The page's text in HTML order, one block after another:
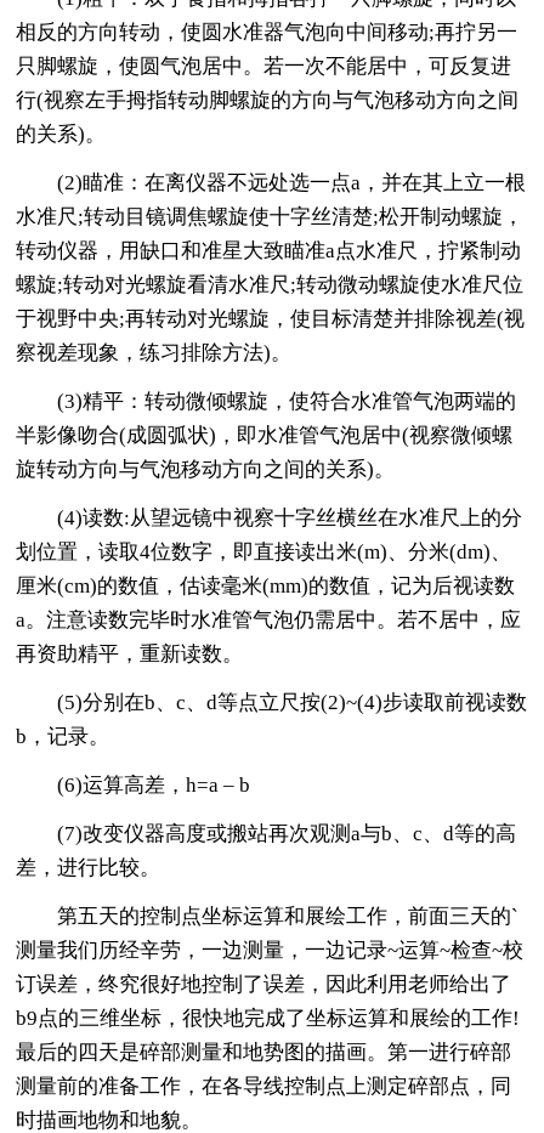
相反的方向转动，使圆水准器气泡向中间移动;再拧另一
只脚螺旋，使圆气泡居中。若一次不能居中，可反复进
行(视察左手拇指转动脚螺旋的方向与气泡移动方向之间
的关系)。
(2)瞄准：在离仪器不远处选一点a，并在其上立一根
水准尺;转动目镜调焦螺旋使十字丝清楚;松开制动螺旋，
转动仪器，用缺口和准星大致瞄准a点水准尺，拧紧制动
螺旋;转动对光螺旋看清水准尺;转动微动螺旋使水准尺位
于视野中央;再转动对光螺旋，使目标清楚并排除视差(视
察视差现象，练习排除方法)。
(3)精平：转动微倾螺旋，使符合水准管气泡两端的
半影像吻合(成圆弧状)，即水准管气泡居中(视察微倾螺
旋转动方向与气泡移动方向之间的关系)。
(4)读数:从望远镜中视察十字丝横丝在水准尺上的分
划位置，读取4位数字，即直接读出米(m)、分米(dm)、
厘米(cm)的数值，估读毫米(mm)的数值，记为后视读数
a。注意读数完毕时水准管气泡仍需居中。若不居中，应
再资助精平，重新读数。
(5)分别在b、c、d等点立尺按(2)~(4)步读取前视读数
b，记录。
(6)运算高差，h=a – b
(7)改变仪器高度或搬站再次观测a与b、c、d等的高
差，进行比较。
第五天的控制点坐标运算和展绘工作，前面三天的`
测量我们历经辛劳，一边测量，一边记录~运算~检查~校
订误差，终究很好地控制了误差，因此利用老师给出了
b9点的三维坐标，很快地完成了坐标运算和展绘的工作!
最后的四天是碎部测量和地势图的描画。第一进行碎部
测量前的准备工作，在各导线控制点上测定碎部点，同
时描画地物和地貌。